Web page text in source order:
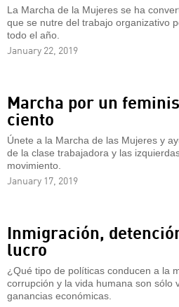
La Marcha de la Mujeres se ha
que se nutre del trabajo organizativo
todo el año.
January 22, 2019
Marcha por un
ciento
Únete a la Marcha de las Mujeres y
de la clase trabajadora y las
movimiento.
January 17, 2019
Inmigración,
lucro
¿Qué tipo de políticas conducen a la
corrupción y la vida humana son sólo
ganancias económicas.